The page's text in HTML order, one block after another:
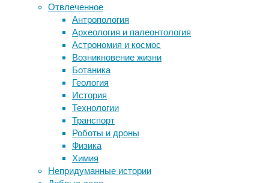
Отвлеченное
Антропология
Археология и палеонтология
Астрономия и космос
Возникновение жизни
Ботаника
Геология
История
Технологии
Транспорт
Роботы и дроны
Физика
Химия
Непридуманные истории
прячутся
взгляд
взрослых,
довольно
странно
ребёнку
порой
просто
закрывает
руками
Метки
ДНК бактерии биология
биотехнология
генетика дети
здоровье знания
инструменты и методы
исследования
медицина